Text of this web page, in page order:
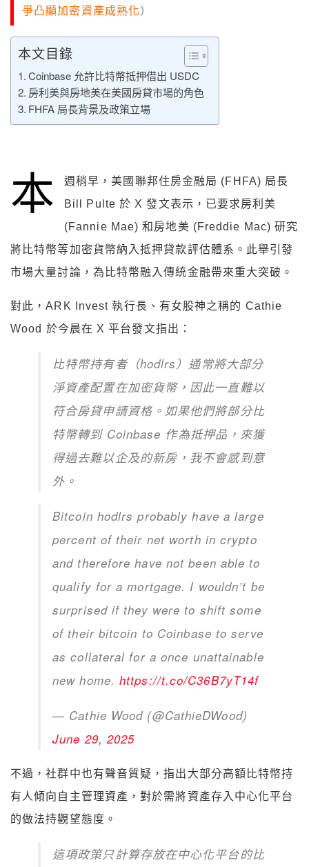
爭凸顯加密資產成熟化）
本文目錄
Coinbase 允許比特幣抵押借出 USDC
房利美與房地美在美國房貸市場的角色
FHFA 局長背景及政策立場
本 週稍早，美國聯邦住房金融局 (FHFA) 局長
Bill Pulte於 X發文表示，已要求房利美
(Fannie Mae)和房地美 (Freddie Mac)研究
將比特幣等加密貨幣納入抵押貸款評估體系。此舉引發
市場大量討論，為比特幣融入傳統金融帶來重大突破。
對此，ARK Invest執行長、有女股神之稱的 Cathie
Wood 於今晨在 X平台發文指出：
比特幣持有者（hodlrs）通常將大部分
淨資產配置在加密貨幣，因此一直難以
符合房貸申請資格。如果他們將部分比
特幣轉到Coinbase 作為抵押品，來獲
得過去難以企及的新房，我不會感到意
外。
Bitcoin hodlrs probably have a large
percent of their net worth in crypto
and therefore have not been able to
qualify for a mortgage. I wouldn’t be
surprised if they were to shift some
of their bitcoin to Coinbase to serve
as collateral for a once unattainable
new home. https://t.co/C36B7yT14f
— Cathie Wood (@CathieDWood)
June 29, 2025
不過，社群中也有聲音質疑，指出大部分高額比特幣持
有人傾向自主管理資產，對於需將資產存入中心化平台
的做法持觀望態度。
這項政策只計算存放在中心化平台的比